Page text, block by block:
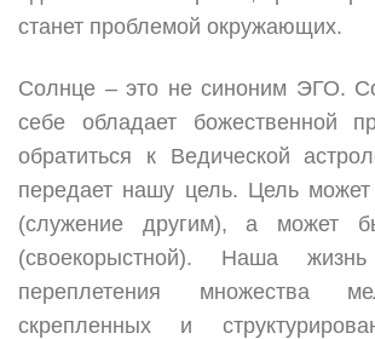
станет проблемой окружающих.
Солнце – это не синоним ЭГО.
себе обладает божественной
обратиться к Ведической
передает нашу цель. Цель
(служение другим), а может
(своекорыстной). Наша
переплетения множества
скрепленных и